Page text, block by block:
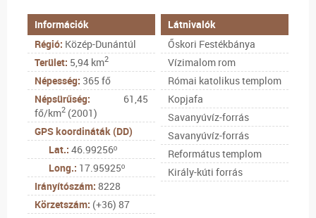
Információk
Régió: Közép-Dunántúl
Terület: 5,94 km2
Népesség: 365 fő
Népsürűség: 61,45
fő/km2(2001)
GPS koordináták (DD)
Lat.: 46.99256º
Long.: 17.95925º
Irányítószám: 8228
Körzetszám: (+36) 87
Látnivalók
Őskori Festékbánya
Vízimalom rom
Római katolikus templom
Kopjafa
Savanyúvíz-forrás
Savanyúvíz-forrás
Református templom
Király-kúti forrás